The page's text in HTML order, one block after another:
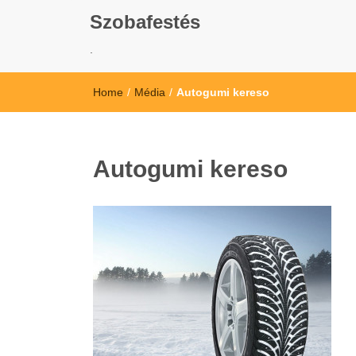
Szobafestés
Home / Média / Autogumi kereso
Autogumi kereso